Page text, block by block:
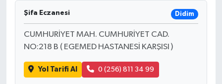
Şifa Eczanesi Didim
CUMHURİYET MAH. CUMHURİYET CAD.
NO:218 B ( EGEMED HASTANESİ KARŞISI )
Yol Tarifi Al 0 (256) 811 34 99